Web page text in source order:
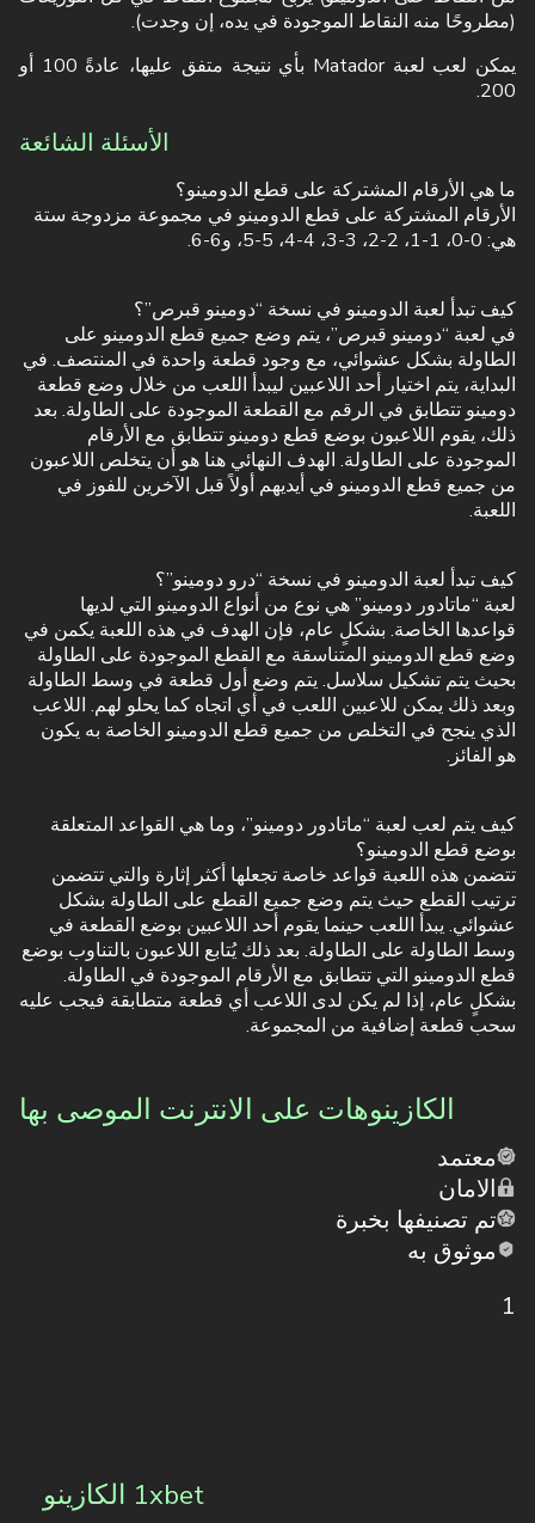
(مطروحًا منه النقاط الموجودة في يده، إن وجدت).
يمكن لعب لعبة Matador بأي نتيجة متفق عليها، عادةً 100 أو
200.
الأسئلة الشائعة
ما هي الأرقام المشتركة على قطع الدومينو؟
الأرقام المشتركة على قطع الدومينو في مجموعة مزدوجة ستة
هي: 0-0، 1-1، 2-2، 3-3، 4-4، 5-5، و6-6.
كيف تبدأ لعبة الدومينو في نسخة “دومينو قبرص”؟
في لعبة “دومينو قبرص”، يتم وضع جميع قطع الدومينو على
الطاولة بشكل عشوائي، مع وجود قطعة واحدة في المنتصف. في
البداية، يتم اختيار أحد اللاعبين ليبدأ اللعب من خلال وضع قطعة
دومينو تتطابق في الرقم مع القطعة الموجودة على الطاولة. بعد
ذلك، يقوم اللاعبون بوضع قطع دومينو تتطابق مع الأرقام
الموجودة على الطاولة. الهدف النهائي هنا هو أن يتخلص اللاعبون
من جميع قطع الدومينو في أيديهم أولاً قبل الآخرين للفوز في
اللعبة.
كيف تبدأ لعبة الدومينو في نسخة “درو دومينو”؟
لعبة “ماتادور دومينو” هي نوع من أنواع الدومينو التي لديها
قواعدها الخاصة. بشكلٍ عام، فإن الهدف في هذه اللعبة يكمن في
وضع قطع الدومينو المتناسقة مع القطع الموجودة على الطاولة
بحيث يتم تشكيل سلاسل. يتم وضع أول قطعة في وسط الطاولة
وبعد ذلك يمكن للاعبين اللعب في أي اتجاه كما يحلو لهم. اللاعب
الذي ينجح في التخلص من جميع قطع الدومينو الخاصة به يكون
هو الفائز.
كيف يتم لعب لعبة “ماتادور دومينو”، وما هي القواعد المتعلقة
بوضع قطع الدومينو؟
تتضمن هذه اللعبة قواعد خاصة تجعلها أكثر إثارة والتي تتضمن
ترتيب القطع حيث يتم وضع جميع القطع على الطاولة بشكل
عشوائي. يبدأ اللعب حينما يقوم أحد اللاعبين بوضع القطعة في
وسط الطاولة على الطاولة. بعد ذلك يُتابع اللاعبون بالتناوب بوضع
قطع الدومينو التي تتطابق مع الأرقام الموجودة في الطاولة.
بشكلٍ عام، إذا لم يكن لدى اللاعب أي قطعة متطابقة فيجب عليه
سحب قطعة إضافية من المجموعة.
الكازينوهات على الانترنت الموصى بها
معتمد
الامان
تم تصنيفها بخبرة
موثوق به
1
1xbet الكازينو